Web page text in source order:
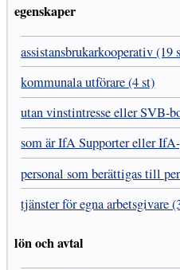
egenskaper
assistans­brukar­kooperativ (19
kommunala utförare (4 st)
utan vinst­intresse eller SVB-
som är IfA Supporter eller
personal som berättigas till
tjänster för egna arbetsgivare
lön och avtal